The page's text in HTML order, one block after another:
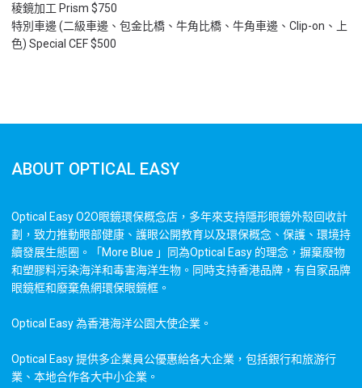
稜鏡加工 Prism $750
特別車邊 (二級車邊、包金比橋、牛角比橋、牛角車邊、Clip-on、上
色) Special CEF $500
ABOUT OPTICAL EASY
Optical Easy O2O眼鏡環保概念店，多年來支持隱形眼鏡外殼回收計
劃，致力推動眼部健康、護眼公開教育以及環保概念、保護、環境持
續發展生態圈。「More Blue 」同為Optical Easy 的理念，摒棄廢物
和塑膠料污染海洋和毒害海洋生物。同時支持香港品牌，有自家品牌
眼鏡框和廢棄魚網環保眼鏡框。
Optical Easy 為香港海洋公園大使企業。
Optical Easy 提供多企業員公優惠給各大企業，包括銀行和旅游行
業、本地合作各大中小企業。